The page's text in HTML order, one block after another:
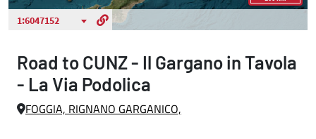
Road to CUNZ - Il Gargano in Tavola
- La Via Podolica
FOGGIA, RIGNANO GARGANICO,